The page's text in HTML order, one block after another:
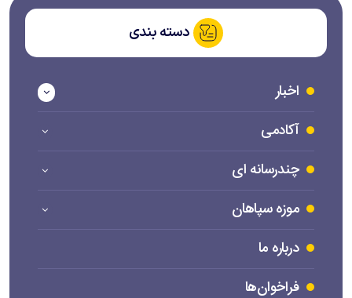
دسته بندی
اخبار
آکادمی
چندرسانه ای
موزه سپاهان
درباره ما
فراخوان‌ها